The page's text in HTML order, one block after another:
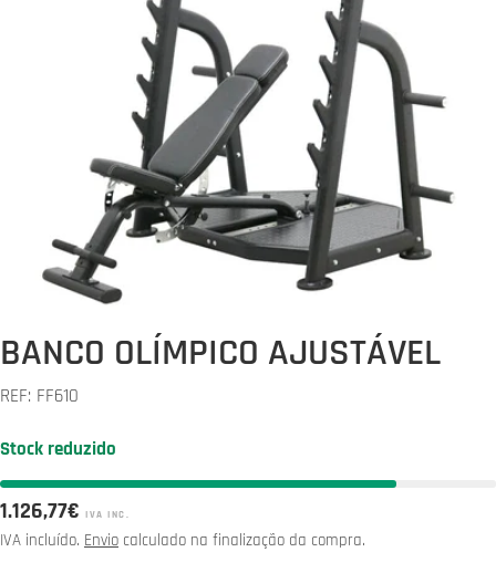
media 0 em modal
BANCO OLÍMPICO AJUSTÁVEL
REF: FF610
Stock reduzido
Preço
normal
1.126,77€ IVA INC.
IVA incluído. Envio calculado na finalização da compra.